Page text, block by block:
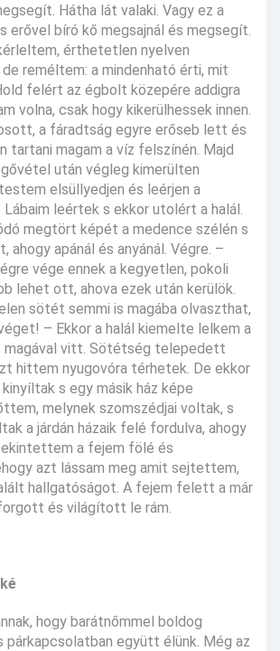
Hátha lát valaki. Vagy ez a
erővel bíró kő megsajnál és megsegít.
érthetetlen nyelven
reméltem: a mindenható érti, mit
felért az égbolt közepére addigra
volna, csak hogy kikerülhessek innen.
a fáradtság egyre erőseb lett és
tartani magam a víz felszínén. Majd
után végleg kimerülten
elsüllyedjen és leérjen a
Lábaim leértek s ekkor utolért a halál.
megtört képét a medence szélén s
apánál és anyánál. Végre. –
vége ennek a kegyetlen, pokoli
lehet ott, ahova ezek után kerülök.
sötét semmi is magába olvaszthat,
– Ekkor a halál kiemelte lelkem a
magával vitt. Sötétség telepedett
hittem nyugovóra térhetek. De ekkor
s egy másik ház képe
melynek szomszédjai voltak, s
a járdán házaik felé fordulva, ahogy
a fejem fölé és
azt lássam meg amit sejtettem,
hallgatóságot. A fejem felett a már
és világított le rám.
hogy barátnőmmel boldog
párkapcsolatban együtt élünk. Még az